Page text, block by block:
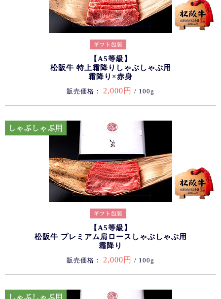
【A5等級】
松阪牛 特上霜降りしゃぶしゃぶ用
霜降り×赤身
販売価格： 2,000円 / 100g
【A5等級】
松阪牛 プレミアム肩ロースしゃぶしゃぶ用
霜降り
販売価格： 2,000円 / 100g